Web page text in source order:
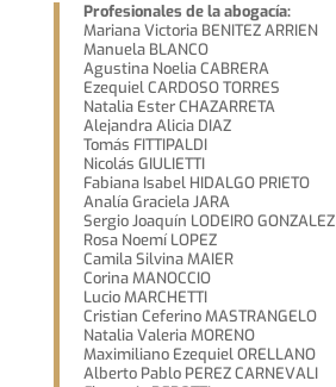
Profesionales de la abogacía:
Mariana Victoria BENITEZ ARRIEN
Manuela BLANCO
Agustina Noelia CABRERA
Ezequiel CARDOSO TORRES
Natalia Ester CHAZARRETA
Alejandra Alicia DIAZ
Tomás FITTIPALDI
Nicolás GIULIETTI
Fabiana Isabel HIDALGO PRIETO
Analía Graciela JARA
Sergio Joaquín LODEIRO GONZALEZ
Rosa Noemí LOPEZ
Camila Silvina MAIER
Corina MANOCCIO
Lucio MARCHETTI
Cristian Ceferino MASTRANGELO
Natalia Valeria MORENO
Maximiliano Ezequiel ORELLANO
Alberto Pablo PEREZ CARNEVALI